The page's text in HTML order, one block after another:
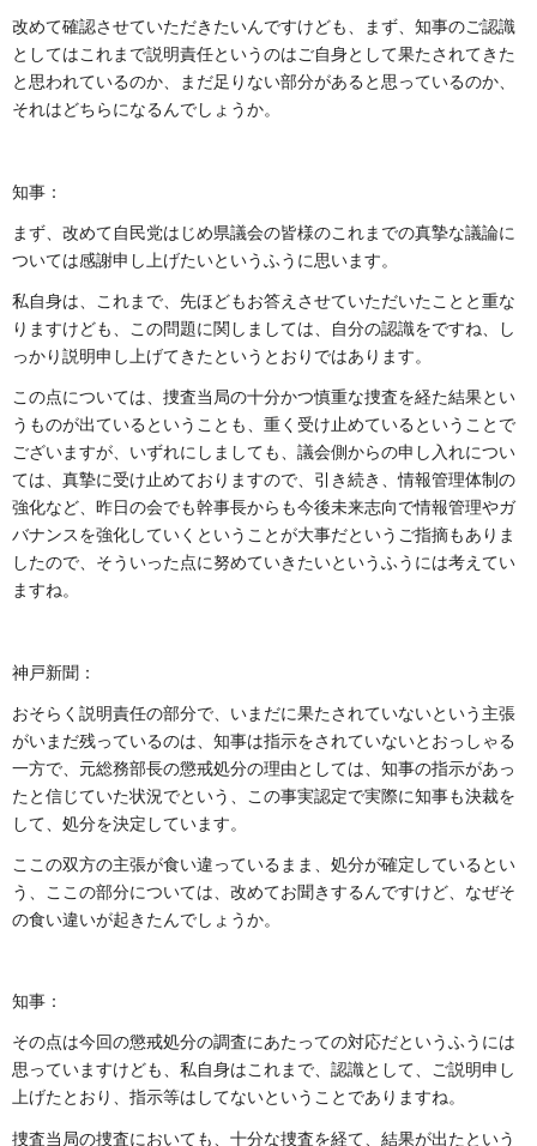
改めて確認させていただきたいんですけども、まず、知事のご認識
としてはこれまで説明責任というのはご自身として果たされてきた
と思われているのか、まだ足りない部分があると思っているのか、
それはどちらになるんでしょうか。
知事：
まず、改めて自民党はじめ県議会の皆様のこれまでの真摯な議論に
ついては感謝申し上げたいというふうに思います。
私自身は、これまで、先ほどもお答えさせていただいたことと重な
りますけども、この問題に関しましては、自分の認識をですね、し
っかり説明申し上げてきたというとおりではあります。
この点については、捜査当局の十分かつ慎重な捜査を経た結果とい
うものが出ているということも、重く受け止めているということで
ございますが、いずれにしましても、議会側からの申し入れについ
ては、真摯に受け止めておりますので、引き続き、情報管理体制の
強化など、昨日の会でも幹事長からも今後未来志向で情報管理やガ
バナンスを強化していくということが大事だというご指摘もありま
したので、そういった点に努めていきたいというふうには考えてい
ますね。
神戸新聞：
おそらく説明責任の部分で、いまだに果たされていないという主張
がいまだ残っているのは、知事は指示をされていないとおっしゃる
一方で、元総務部長の懲戒処分の理由としては、知事の指示があっ
たと信じていた状況でという、この事実認定で実際に知事も決裁を
して、処分を決定しています。
ここの双方の主張が食い違っているまま、処分が確定しているとい
う、ここの部分については、改めてお聞きするんですけど、なぜそ
の食い違いが起きたんでしょうか。
知事：
その点は今回の懲戒処分の調査にあたっての対応だというふうには
思っていますけども、私自身はこれまで、認識として、ご説明申し
上げたとおり、指示等はしてないということでありますね。
捜査当局の捜査においても、十分な捜査を経て、結果が出たという